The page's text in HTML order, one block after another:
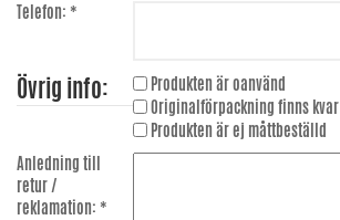
Telefon: *
Övrig info:
Produkten är oanvänd
Originalförpackning finns kvar
Produkten är ej måttbeställd
Anledning till
retur /
reklamation: *